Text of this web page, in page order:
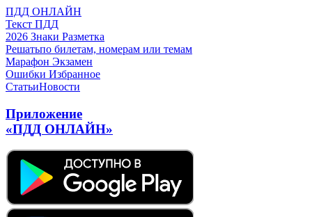
ПДД ОНЛАЙН
Текст ПДД
2026 Знаки Разметка
Решатьпо билетам, номерам или темам
Марафон Экзамен
Ошибки Избранное
СтатьиНовости
Приложение
«ПДД ОНЛАЙН»